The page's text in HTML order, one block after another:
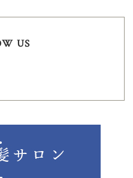
US